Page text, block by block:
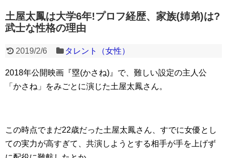
土屋太鳳は大学6年!プロフ経歴、家族(姉弟)は?
武士な性格の理由
2019/2/6 タレント（女性）
2018年公開映画『塁(かさね)』で、難しい設定の主人公
「かさね」をみごとに演じた土屋太鳳さん。
この時点でまだ22歳だった土屋太鳳さん、すでに女優とし
ての実力が高すぎて、共演しようとする相手が手を上げず